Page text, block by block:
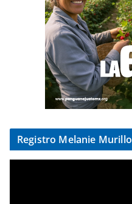
Registro Melanie Murillo